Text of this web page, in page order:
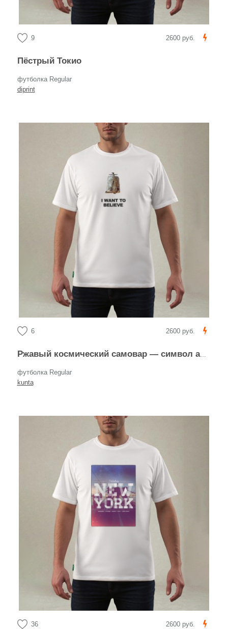
9 2600 руб.
Пёстрый Токио
футболка Regular
diprint
6 2600 руб.
Ржавый космический самовар — символ абсурдного оптимизма
футболка Regular
kunta
36 2600 руб.